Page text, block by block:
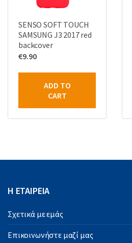
SENSO SOFT TOUCH
SAMSUNG J3 2017 red
backcover
€9.90
ADD TO
CART
Η ΕΤΑΙΡΕΙΑ
Σχετικά με εμάς
Επικοινωνήστε μαζί μας